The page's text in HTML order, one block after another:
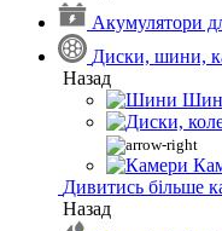
Акумулятори
Диски, шини,
Назад
Дивитись більше
Назад